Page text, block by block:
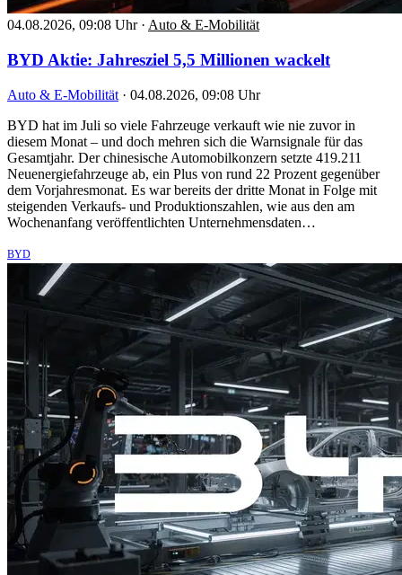
04.08.2026, 09:08 Uhr · Auto & E-Mobilität
BYD Aktie: Jahresziel 5,5 Millionen wackelt
Auto & E-Mobilität · 04.08.2026, 09:08 Uhr
BYD hat im Juli so viele Fahrzeuge verkauft wie nie zuvor in
diesem Monat – und doch mehren sich die Warnsignale für das
Gesamtjahr. Der chinesische Automobilkonzern setzte 419.211
Neuenergiefahrzeuge ab, ein Plus von rund 22 Prozent gegenüber
dem Vorjahresmonat. Es war bereits der dritte Monat in Folge mit
steigenden Verkaufs- und Produktionszahlen, wie aus den am
Wochenanfang veröffentlichten Unternehmensdaten…
BYD